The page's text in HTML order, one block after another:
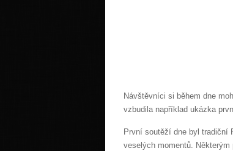
Návštěvníci si během dne
vzbudila například ukázka
První soutěží dne byl tradiční
veselých momentů.